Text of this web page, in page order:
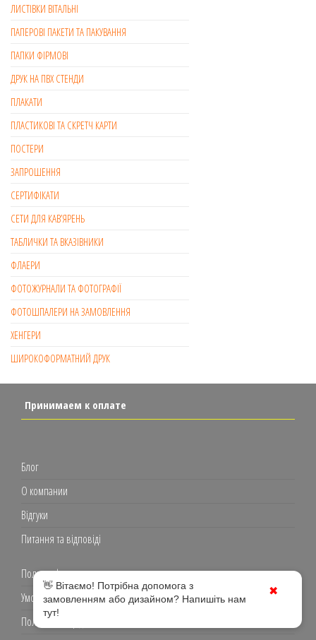
👋 Вітаємо! Потрібна допомога з
замовленням або дизайном? Напишіть нам
тут!
✖
ЛИСТІВКИ ВІТАЛЬНІ
ПАПЕРОВІ ПАКЕТИ ТА ПАКУВАННЯ
ПАПКИ ФІРМОВІ
ДРУК НА ПВХ СТЕНДИ
ПЛАКАТИ
ПЛАСТИКОВІ ТА СКРЕТЧ КАРТИ
ПОСТЕРИ
ЗАПРОШЕННЯ
СЕРТИФІКАТИ
СЕТИ ДЛЯ КАВ’ЯРЕНЬ
ТАБЛИЧКИ ТА ВКАЗІВНИКИ
ФЛАЕРИ
ФОТОЖУРНАЛИ ТА ФОТОГРАФІЇ
ФОТОШПАЛЕРИ НА ЗАМОВЛЕННЯ
ХЕНГЕРИ
ШИРОКОФОРМАТНИЙ ДРУК
Принимаем к оплате
Блог
О компании
Відгуки
Питання та відповіді
Полиграфия
Умови використання
Політика конфіденційності